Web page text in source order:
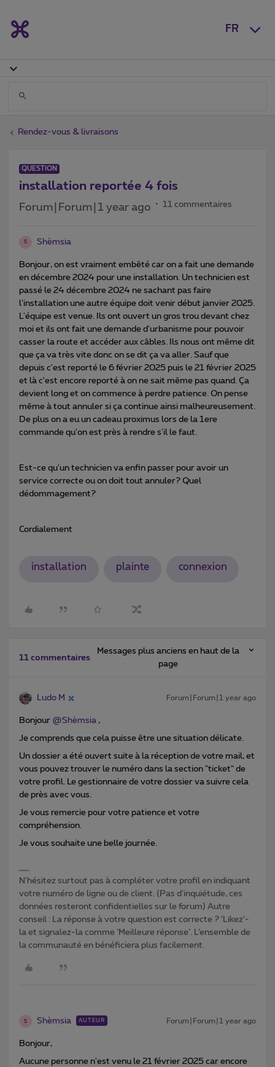
FR
Rendez-vous & livraisons
QUESTION
installation reportée 4 fois
Forum|Forum|1 year ago 11 commentaires
S Shèmsia
Bonjour, on est vraiment embêté car on a fait une demande
en décembre 2024 pour une installation. Un technicien est
passé le 24 décembre 2024 ne sachant pas faire
l'installation une autre équipe doit venir début janvier 2025.
L'équipe est venue. Ils ont ouvert un gros trou devant chez
moi et ils ont fait une demande d'urbanisme pour pouvoir
casser la route et accéder aux câbles. Ils nous ont même dit
que ça va très vite donc on se dit ça va aller. Sauf que
depuis c'est reporté le 6 février 2025 puis le 21 février 2025
et là c'est encore reporté à on ne sait même pas quand. Ça
devient long et on commence à perdre patience. On pense
même à tout annuler si ça continue ainsi malheureusement.
De plus on a eu un cadeau proximus lors de la 1ere
commande qu'on est près à rendre s'il le faut.
Est-ce qu'un technicien va enfin passer pour avoir un
service correcte ou on doit tout annuler? Quel
dédommagement?
Cordialement
installation plainte connexion
11 commentaires
Messages plus anciens en haut de la
page
Ludo M Forum|Forum|1 year ago
Bonjour ​ @Shèmsia ,
Je comprends que cela puisse être une situation délicate.
Un dossier a été ouvert suite à la réception de votre mail, et
vous pouvez trouver le numéro dans la section "ticket" de
votre profil. Le gestionnaire de votre dossier va suivre cela
de près avec vous.
Je vous remercie pour votre patience et votre
compréhension.
Je vous souhaite une belle journée.
N'hésitez surtout pas à compléter votre profil en indiquant
votre numéro de ligne ou de client. (Pas d'inquiétude, ces
données resteront confidentielles sur le forum) Autre
conseil : La réponse à votre question est correcte ? ‘Likez’-
la et signalez-la comme ‘Meilleure réponse’. L’ensemble de
la communauté en bénéficiera plus facilement.
S Shèmsia AUTEUR Forum|Forum|1 year ago
Bonjour,
Aucune personne n'est venu le 21 février 2025 car encore